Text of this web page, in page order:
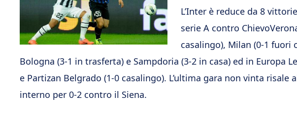
L’Inter è reduce da 8
serie A contro
casalingo), Milan (0-1 fuori
Bologna (3-1 in trasferta) e Sampdoria (3-2 in casa) ed in Europa
e Partizan Belgrado (1-0 casalingo). L’ultima gara non vinta risale
interno per 0-2 contro il Siena.